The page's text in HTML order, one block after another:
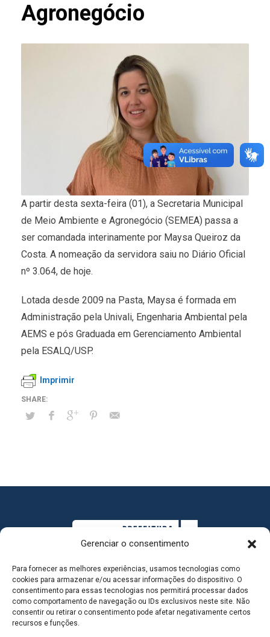
Gerenciar o consentimento
Para fornecer as melhores experiências, usamos tecnologias como
cookies para armazenar e/ou acessar informações do dispositivo. O
consentimento para essas tecnologias nos permitirá processar dados
como comportamento de navegação ou IDs exclusivos neste site. Não
consentir ou retirar o consentimento pode afetar negativamente certos
recursos e funções.
Agronegócio
A partir desta sexta-feira (01), a Secretaria Municipal
de Meio Ambiente e Agronegócio (SEMEA) passa a
ser comandada interinamente por Maysa Queiroz da
Costa. A nomeação da servidora saiu no Diário Oficial
nº 3.064, de hoje.
Lotada desde 2009 na Pasta, Maysa é formada em
Administração pela Univali, Engenharia Ambiental pela
AEMS e pós Graduada em Gerenciamento Ambiental
pela ESALQ/USP.
Imprimir
MAPA DO SITE